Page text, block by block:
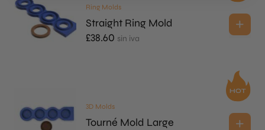
Ring Molds
Straight Ring Mold
£38.60 sin iva
3D Molds
Tourné Mold Large